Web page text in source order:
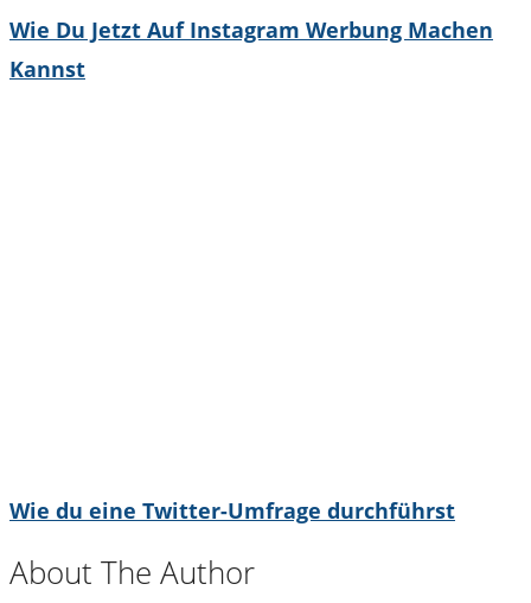
Wie Du Jetzt Auf Instagram Werbung Machen
Kannst
Wie du eine Twitter-Umfrage durchführst
About The Author